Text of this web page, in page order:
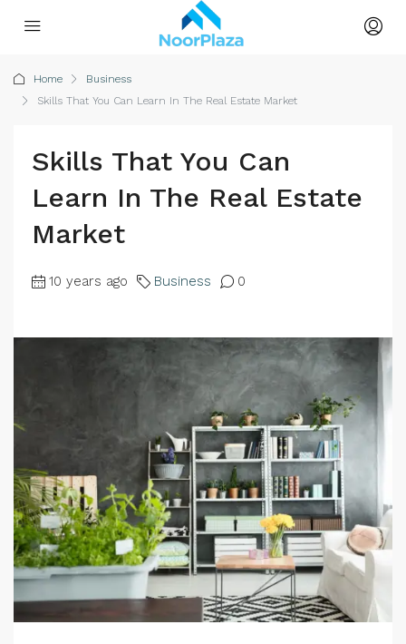
Home
Business
Skills That You Can Learn In The Real Estate Market
Skills That You Can
Learn In The Real Estate
Market
10 years ago Business 0